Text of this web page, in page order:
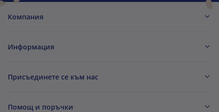
Компания
Информация
Присъединете се към нас
Помощ и поръчки